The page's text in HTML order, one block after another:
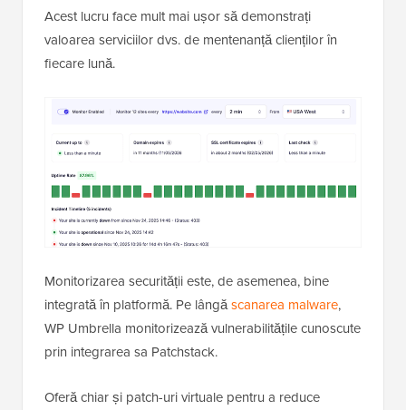
Acest lucru face mult mai ușor să demonstrați
valoarea serviciilor dvs. de mentenanță clienților în
fiecare lună.
Monitorizarea securității este, de asemenea, bine
integrată în platformă. Pe lângăscanarea malware,
WP Umbrella monitorizează vulnerabilitățile cunoscute
prin integrarea sa Patchstack.
Oferă chiar și patch-uri virtuale pentru a reduce